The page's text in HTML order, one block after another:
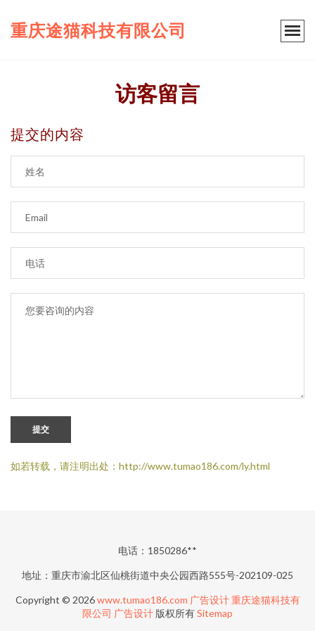
重庆途猫科技有限公司
访客留言
提交的内容
提交
如若转载，请注明出处：http://www.tumao186.com/ly.html
电话：1850286**
地址：重庆市渝北区仙桃街道中央公园西路555号-202109-025
Copyright © 2026www.tumao186.com 广告设计 重庆途猫科技有
限公司 广告设计 版权所有Sitemap